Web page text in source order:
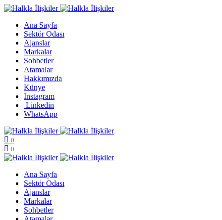
Ana Sayfa
Sektör Odası
Ajanslar
Markalar
Sohbetler
Atamalar
Hakkımızda
Künye
Instagram
Linkedin
WhatsApp
0
0
Ana Sayfa
Sektör Odası
Ajanslar
Markalar
Sohbetler